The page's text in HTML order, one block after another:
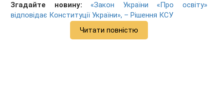
Згадайте новину:
«Закон України «Про освіту»
відповідає Конституції України», – Рішення КСУ
Читати повністю